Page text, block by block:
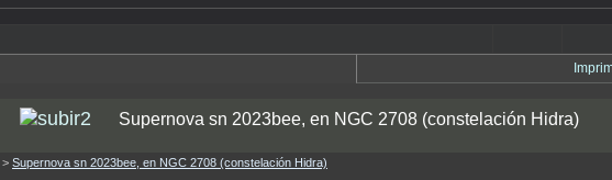
Supernova sn 2023bee, en NGC 2708 (constelación Hidra)
> Supernova sn 2023bee, en NGC 2708 (constelación Hidra)